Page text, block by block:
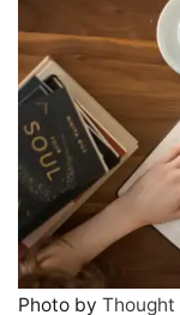
Photo by Thought